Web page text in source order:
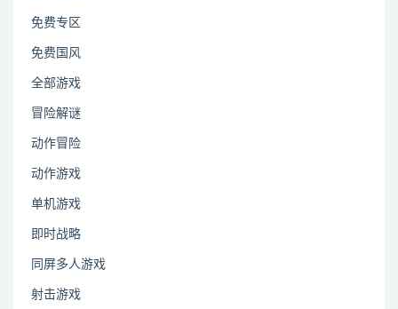
免费专区
免费国风
全部游戏
冒险解谜
动作冒险
动作游戏
单机游戏
即时战略
同屏多人游戏
射击游戏